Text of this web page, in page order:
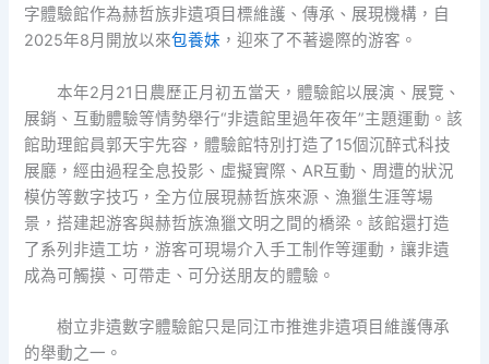
字體驗館作為赫哲族非遺項目標維護、傳承、展現機構，自
2025年8月開放以來包養妹 ，迎來了不著邊際的游客。
本年2月21日農歷正月初五當天，體驗館以展演、展覽、
展銷、互動體驗等情勢舉行“非遺館里過年夜年”主題運動。該
館助理館員郭天宇先容，體驗館特別打造了15個沉醉式科技
展廳，經由過程全息投影、虛擬實際、AR互動、周遭的狀況
模仿等數字技巧，全方位展現赫哲族來源、漁獵生涯等場
景，搭建起游客與赫哲族漁獵文明之間的橋梁。該館還打造
了系列非遺工坊，游客可現場介入手工制作等運動，讓非遺
成為可觸摸、可帶走、可分送朋友的體驗。
樹立非遺數字體驗館只是同江市推進非遺項目維護傳承
的舉動之一。